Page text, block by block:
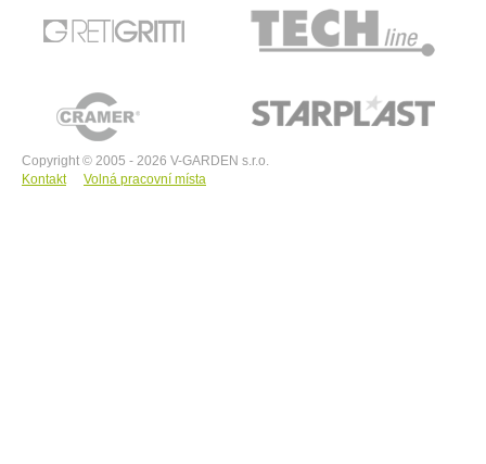
Copyright © 2005 - 2026 V-GARDEN s.r.o.
Kontakt
Volná pracovní místa